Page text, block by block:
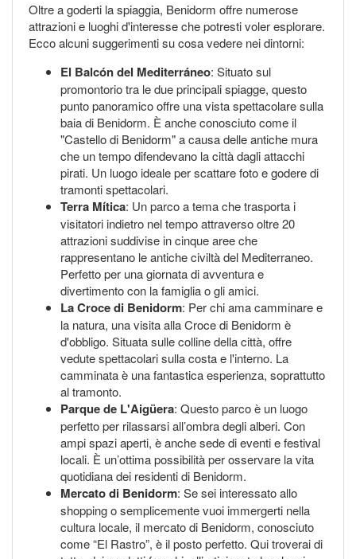
Oltre a goderti la spiaggia, Benidorm offre numerose
attrazioni e luoghi d'interesse che potresti voler esplorare.
Ecco alcuni suggerimenti su cosa vedere nei dintorni:
El Balcón del Mediterráneo: Situato sul
promontorio tra le due principali spiagge, questo
punto panoramico offre una vista spettacolare sulla
baia di Benidorm. È anche conosciuto come il
"Castello di Benidorm" a causa delle antiche mura
che un tempo difendevano la città dagli attacchi
pirati. Un luogo ideale per scattare foto e godere di
tramonti spettacolari.
Terra Mítica: Un parco a tema che trasporta i
visitatori indietro nel tempo attraverso oltre 20
attrazioni suddivise in cinque aree che
rappresentano le antiche civiltà del Mediterraneo.
Perfetto per una giornata di avventura e
divertimento con la famiglia o gli amici.
La Croce di Benidorm: Per chi ama camminare e
la natura, una visita alla Croce di Benidorm è
d'obbligo. Situata sulle colline della città, offre
vedute spettacolari sulla costa e l'interno. La
camminata è una fantastica esperienza, soprattutto
al tramonto.
Parque de L'Aigüera: Questo parco è un luogo
perfetto per rilassarsi all’ombra degli alberi. Con
ampi spazi aperti, è anche sede di eventi e festival
locali. È un’ottima possibilità per osservare la vita
quotidiana dei residenti di Benidorm.
Mercato di Benidorm: Se sei interessato allo
shopping o semplicemente vuoi immergerti nella
cultura locale, il mercato di Benidorm, conosciuto
come “El Rastro”, è il posto perfetto. Qui troverai di